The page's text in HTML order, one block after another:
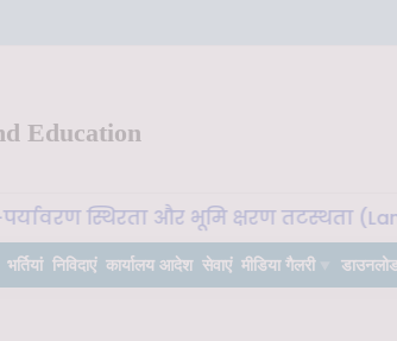
Education
स्थिरता और भूमि क्षरण तटस्थता
भर्तियां निविदाएं कार्यालय आदेश सेवाएं मीडिया गैलरी